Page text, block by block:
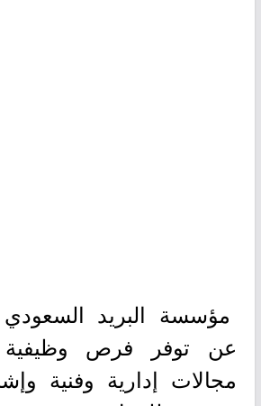
مؤسسة البريد
عن توفر فرص
مجالات إدارية وفنية